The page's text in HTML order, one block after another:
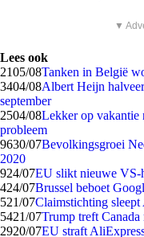
▼
Lees ook
2105/08Tanken in België
3404/08Albert Heijn
september
2504/08Lekker op vakantie
probleem
9630/07Bevolkingsgroei
2020
924/07EU slikt nieuwe VS-
424/07Brussel beboet
521/07Claimstichting
5421/07Trump treft
2920/07EU straft